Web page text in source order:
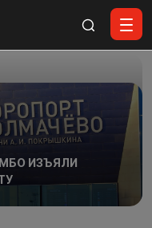
ИЗЪЯЛИ